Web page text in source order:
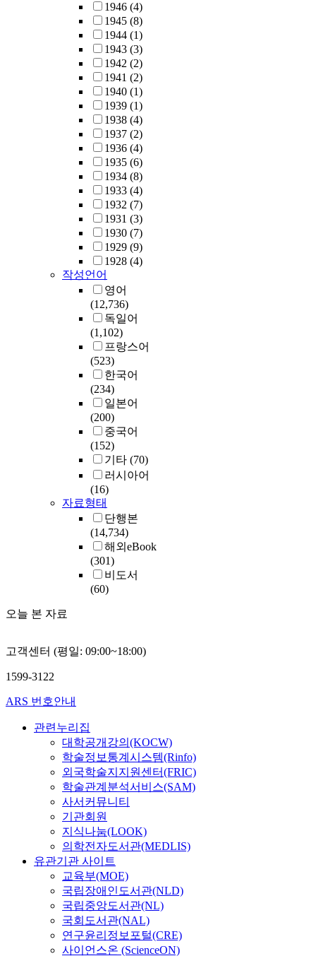
1946 (4)
1945 (8)
1944 (1)
1943 (3)
1942 (2)
1941 (2)
1940 (1)
1939 (1)
1938 (4)
1937 (2)
1936 (4)
1935 (6)
1934 (8)
1933 (4)
1932 (7)
1931 (3)
1930 (7)
1929 (9)
1928 (4)
작성언어
영어
(12,736)
독일어
(1,102)
프랑스어
(523)
한국어
(234)
일본어
(200)
중국어
(152)
기타 (70)
러시아어
(16)
자료형태
단행본
(14,734)
해외eBook
(301)
비도서
(60)
오늘 본 자료
고객센터 (평일: 09:00~18:00)
1599-3122
ARS 번호안내
관련누리집
대학공개강의(KOCW)
학술정보통계시스템(Rinfo)
외국학술지지원센터(FRIC)
학술관계분석서비스(SAM)
사서커뮤니티
기관회원
지식나눔(LOOK)
의학전자도서관(MEDLIS)
유관기관 사이트
교육부(MOE)
국립장애인도서관(NLD)
국립중앙도서관(NL)
국회도서관(NAL)
연구윤리정보포털(CRE)
사이언스온 (ScienceON)